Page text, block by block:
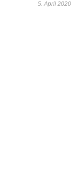
5. April 2020